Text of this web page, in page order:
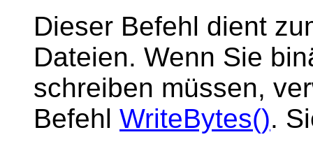
Dieser Befehl dient
Dateien. Wenn Sie
schreiben müssen,
Befehl WriteBytes().